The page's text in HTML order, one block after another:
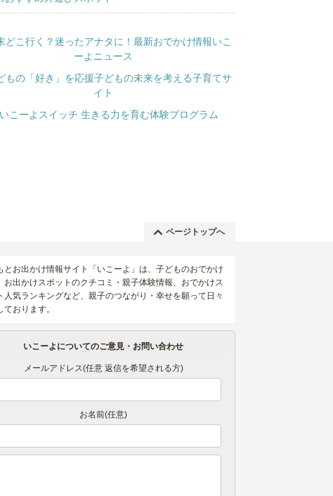
ページトップへ
とお出かけ情報サイト「いこーよ」は、子どものおでかけ
お出かけスポットのクチコミ・親子体験情報、おでかけス
人気ランキングなど、親子のつながり・幸せを願って日々
ております。
いこーよについてのご意見・お問い合わせ
メールアドレス(任意 返信を希望される方)
お名前(任意)